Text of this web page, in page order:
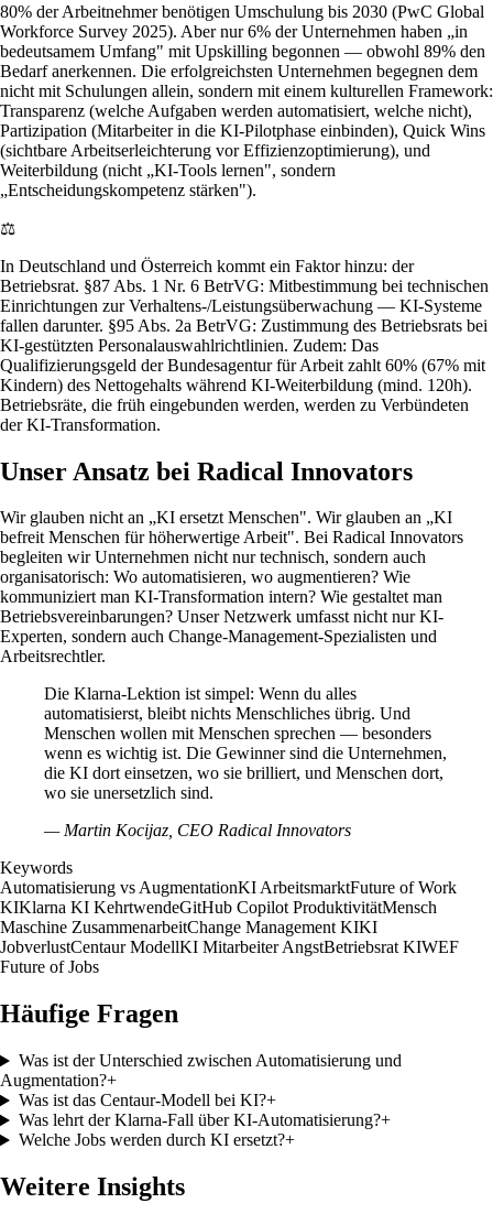
80% der Arbeitnehmer benötigen Umschulung bis 2030 (PwC Global
Workforce Survey 2025). Aber nur 6% der Unternehmen haben „in
bedeutsamem Umfang" mit Upskilling begonnen — obwohl 89% den
Bedarf anerkennen. Die erfolgreichsten Unternehmen begegnen dem
nicht mit Schulungen allein, sondern mit einem kulturellen Framework:
Transparenz (welche Aufgaben werden automatisiert, welche nicht),
Partizipation (Mitarbeiter in die KI-Pilotphase einbinden), Quick Wins
(sichtbare Arbeitserleichterung vor Effizienzoptimierung), und
Weiterbildung (nicht „KI-Tools lernen", sondern
„Entscheidungskompetenz stärken").
⚖️
In Deutschland und Österreich kommt ein Faktor hinzu: der
Betriebsrat. §87 Abs. 1 Nr. 6 BetrVG: Mitbestimmung bei technischen
Einrichtungen zur Verhaltens-/Leistungsüberwachung — KI-Systeme
fallen darunter. §95 Abs. 2a BetrVG: Zustimmung des Betriebsrats bei
KI-gestützten Personalauswahlrichtlinien. Zudem: Das
Qualifizierungsgeld der Bundesagentur für Arbeit zahlt 60% (67% mit
Kindern) des Nettogehalts während KI-Weiterbildung (mind. 120h).
Betriebsräte, die früh eingebunden werden, werden zu Verbündeten
der KI-Transformation.
Unser Ansatz bei Radical Innovators
Wir glauben nicht an „KI ersetzt Menschen". Wir glauben an „KI
befreit Menschen für höherwertige Arbeit". Bei Radical Innovators
begleiten wir Unternehmen nicht nur technisch, sondern auch
organisatorisch: Wo automatisieren, wo augmentieren? Wie
kommuniziert man KI-Transformation intern? Wie gestaltet man
Betriebsvereinbarungen? Unser Netzwerk umfasst nicht nur KI-
Experten, sondern auch Change-Management-Spezialisten und
Arbeitsrechtler.
Die Klarna-Lektion ist simpel: Wenn du alles
automatisierst, bleibt nichts Menschliches übrig. Und
Menschen wollen mit Menschen sprechen — besonders
wenn es wichtig ist. Die Gewinner sind die Unternehmen,
die KI dort einsetzen, wo sie brilliert, und Menschen dort,
wo sie unersetzlich sind.
—Martin Kocijaz, CEO Radical Innovators
Keywords
Automatisierung vs AugmentationKI ArbeitsmarktFuture of Work
KIKlarna KI KehrtwendeGitHub Copilot ProduktivitätMensch
Maschine ZusammenarbeitChange Management KIKI
JobverlustCentaur ModellKI Mitarbeiter AngstBetriebsrat KIWEF
Future of Jobs
Häufige Fragen
Was ist der Unterschied zwischen Automatisierung und
Augmentation?+
Was ist das Centaur-Modell bei KI?+
Was lehrt der Klarna-Fall über KI-Automatisierung?+
Welche Jobs werden durch KI ersetzt?+
Weitere Insights